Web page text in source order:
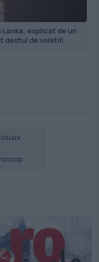
explicat de un
destul de volatili